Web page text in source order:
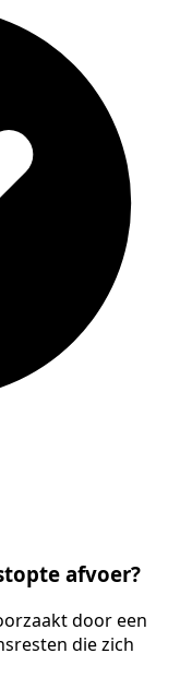
afvoer?
door een
die zich